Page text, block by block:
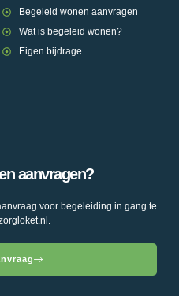
Begeleid wonen aanvragen
Wat is begeleid wonen?
Eigen bijdrage
aanvragen?
voor begeleiding in gang te